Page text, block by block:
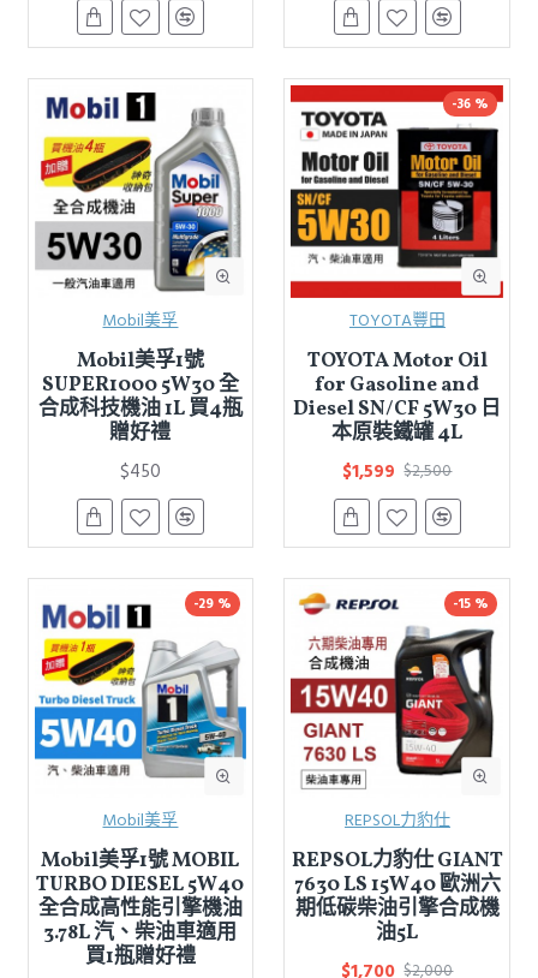
Mobil美孚
Mobil美孚1號
SUPER1000 5W30 全
合成科技機油 1L 買4瓶
贈好禮
$450
-36 %
TOYOTA豐田
TOYOTA Motor Oil
for Gasoline and
Diesel SN/CF 5W30 日
本原裝鐵罐 4L
$1,599 $2,500
-29 %
Mobil美孚
Mobil美孚1號 MOBIL
TURBO DIESEL 5W40
全合成高性能引擎機油
3.78L 汽、柴油車適用
買1瓶贈好禮
-15 %
REPSOL力豹仕
REPSOL力豹仕 GIANT
7630 LS 15W40 歐洲六
期低碳柴油引擎合成機
油5L
$1,700 $2,000